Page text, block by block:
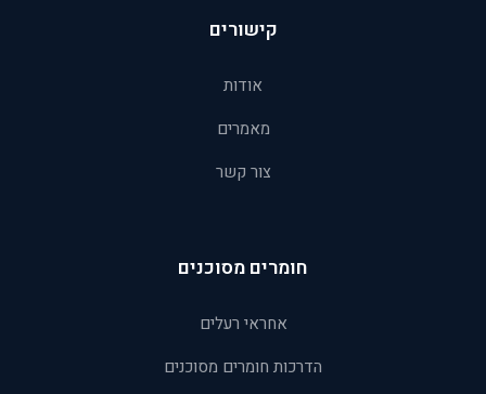
קישורים
אודות
מאמרים
צור קשר
חומרים מסוכנים
אחראי רעלים
הדרכות חומרים מסוכנים